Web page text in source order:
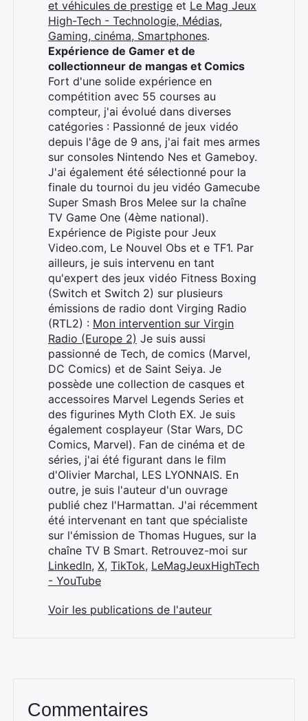
et véhicules de prestige et Le Mag Jeux
High-Tech - Technologie, Médias,
Gaming, cinéma, Smartphones.
Expérience de Gamer et de
collectionneur de mangas et Comics
Fort d'une solide expérience en
compétition avec 55 courses au
compteur, j'ai évolué dans diverses
catégories : Passionné de jeux vidéo
depuis l'âge de 9 ans, j'ai fait mes armes
sur consoles Nintendo Nes et Gameboy.
J'ai également été sélectionné pour la
finale du tournoi du jeu vidéo Gamecube
Super Smash Bros Melee sur la chaîne
TV Game One (4ème national).
Expérience de Pigiste pour Jeux
Video.com, Le Nouvel Obs et e TF1. Par
ailleurs, je suis intervenu en tant
qu'expert des jeux vidéo Fitness Boxing
(Switch et Switch 2) sur plusieurs
émissions de radio dont Virging Radio
(RTL2) : Mon intervention sur Virgin
Radio (Europe 2) Je suis aussi
passionné de Tech, de comics (Marvel,
DC Comics) et de Saint Seiya. Je
possède une collection de casques et
accessoires Marvel Legends Series et
des figurines Myth Cloth EX. Je suis
également cosplayeur (Star Wars, DC
Comics, Marvel). Fan de cinéma et de
séries, j'ai été figurant dans le film
d'Olivier Marchal, LES LYONNAIS. En
outre, je suis l'auteur d'un ouvrage
publié chez l'Harmattan. J'ai récemment
été intervenant en tant que spécialiste
sur l'émission de Thomas Hugues, sur la
chaîne TV B Smart. Retrouvez-moi sur
LinkedIn, X, TikTok, LeMagJeuxHighTech
- YouTube
Voir les publications de l'auteur
Commentaires
Rechercher